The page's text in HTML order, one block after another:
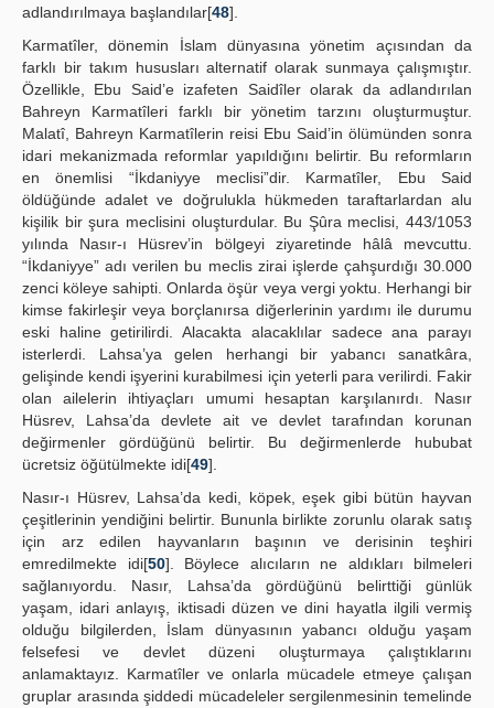
adlandırılmaya başlandılar[48].
Karmatîler, dönemin İslam dünyasına yönetim açısından da
farklı bir takım hususları alternatif olarak sunmaya çalışmıştır.
Özellikle, Ebu Said’e izafeten Saidîler olarak da adlandırılan
Bahreyn Karmatîleri farklı bir yönetim tarzını oluşturmuştur.
Malatî, Bahreyn Karmatîlerin reisi Ebu Said’in ölümünden sonra
idari mekanizmada reformlar yapıldığını belirtir. Bu reformların
en önemlisi “İkdaniyye meclisi”dir. Karmatîler, Ebu Said
öldüğünde adalet ve doğrulukla hükmeden taraftarlardan alu
kişilik bir şura meclisini oluşturdular. Bu Şûra meclisi, 443/1053
yılında Nasır-ı Hüsrev’in bölgeyi ziyaretinde hâlâ mevcuttu.
“İkdaniyye” adı verilen bu meclis zirai işlerde çahşurdığı 30.000
zenci köleye sahipti. Onlarda öşür veya vergi yoktu. Herhangi bir
kimse fakirleşir veya borçlanırsa diğerlerinin yardımı ile durumu
eski haline getirilirdi. Alacakta alacaklılar sadece ana parayı
isterlerdi. Lahsa’ya gelen herhangi bir yabancı sanatkâra,
gelişinde kendi işyerini kurabilmesi için yeterli para verilirdi. Fakir
olan ailelerin ihtiyaçları umumi hesaptan karşılanırdı. Nasır
Hüsrev, Lahsa’da devlete ait ve devlet tarafından korunan
değirmenler gördüğünü belirtir. Bu değirmenlerde hububat
ücretsiz öğütülmekte idi[49].
Nasır-ı Hüsrev, Lahsa’da kedi, köpek, eşek gibi bütün hayvan
çeşitlerinin yendiğini belirtir. Bununla birlikte zorunlu olarak satış
için arz edilen hayvanların başının ve derisinin teşhiri
emredilmekte idi[50]. Böylece alıcıların ne aldıkları bilmeleri
sağlanıyordu. Nasır, Lahsa’da gördüğünü belirttiği günlük
yaşam, idari anlayış, iktisadi düzen ve dini hayatla ilgili vermiş
olduğu bilgilerden, İslam dünyasının yabancı olduğu yaşam
felsefesi ve devlet düzeni oluşturmaya çalıştıklarını
anlamaktayız. Karmatîler ve onlarla mücadele etmeye çalışan
gruplar arasında şiddedi mücadeleler sergilenmesinin temelinde